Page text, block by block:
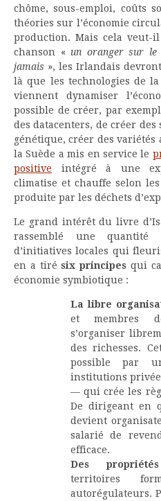
chôme, sous-emploi, coûts
théories sur l’économie
production. Mais cela
chanson « un oranger sur
jamais », les Irlandais
là que les technologies de
viennent dynamiser
possible de créer, par
des datacenters, de créer
génétique, créer des variétés
la Suède a mis en service le
positive intégré à une
climatise et chauffe selon
produite par les déchets
Le grand intérêt du livre
rassemblé une quantité
d’initiatives locales qui
en a tirésix principes qui
économie symbiotique :
La libre
et membres
s’organiser
des richesses.
possible par
institutions
— qui crée les
De dirigeant en
devient
salarié de
efficace.
Des
territoires
autorégulateurs.